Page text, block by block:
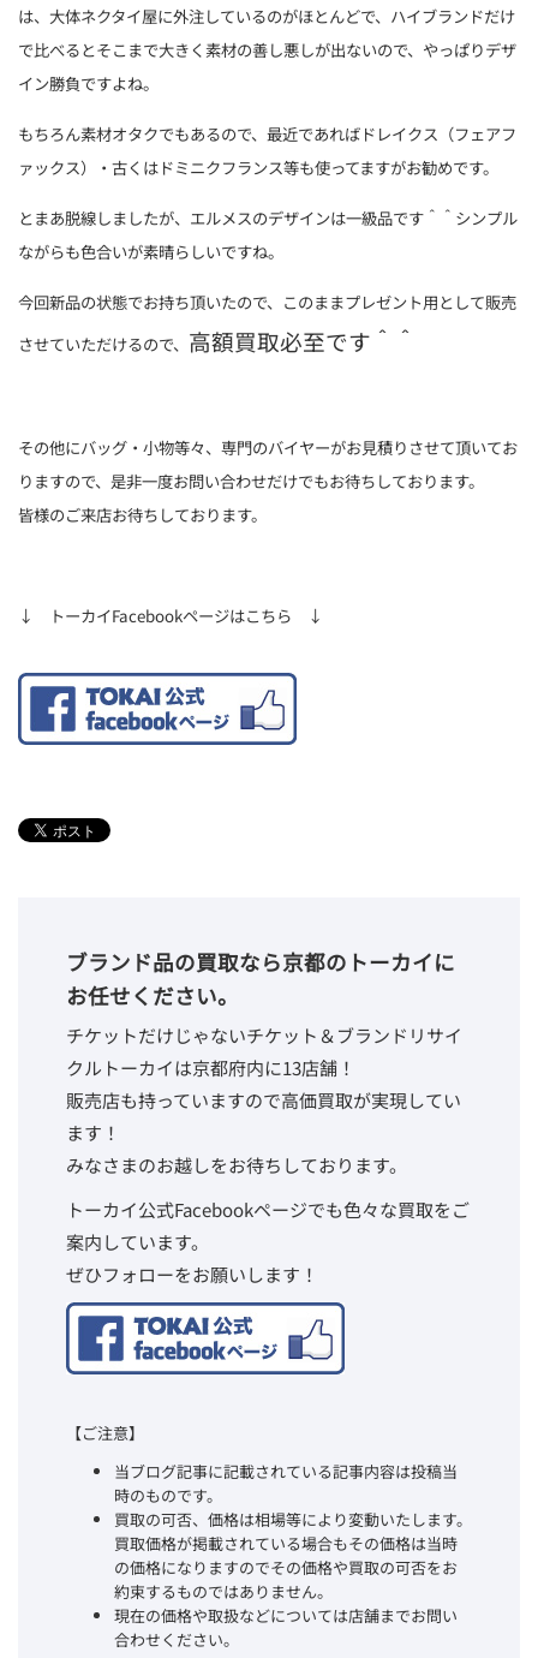
は、大体ネクタイ屋に外注しているのがほとんどで、ハイブランドだけ
で比べるとそこまで大きく素材の善し悪しが出ないので、やっぱりデザ
イン勝負ですよね。
もちろん素材オタクでもあるので、最近であればドレイクス（フェアフ
ァックス）・古くはドミニクフランス等も使ってますがお勧めです。
とまあ脱線しましたが、エルメスのデザインは一級品です＾＾シンプル
ながらも色合いが素晴らしいですね。
今回新品の状態でお持ち頂いたので、このままプレゼント用として販売
させていただけるので、 高額買取必至です＾＾
その他にバッグ・小物等々、専門のバイヤーがお見積りさせて頂いてお
りますので、是非一度お問い合わせだけでもお待ちしております。
皆様のご来店お待ちしております。
↓ トーカイFacebookページはこちら ↓
ブランド品の買取なら京都のトーカイに
お任せください。
チケットだけじゃないチケット＆ブランドリサイ
クルトーカイは京都府内に13店舗！
販売店も持っていますので高価買取が実現してい
ます！
みなさまのお越しをお待ちしております。
トーカイ公式Facebookページでも色々な買取をご
案内しています。
ぜひフォローをお願いします！
【ご注意】
当ブログ記事に記載されている記事内容は投稿当
時のものです。
買取の可否、価格は相場等により変動いたします。
買取価格が掲載されている場合もその価格は当時
の価格になりますのでその価格や買取の可否をお
約束するものではありません。
現在の価格や取扱などについては店舗までお問い
合わせください。